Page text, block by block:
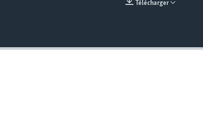
Télécharger